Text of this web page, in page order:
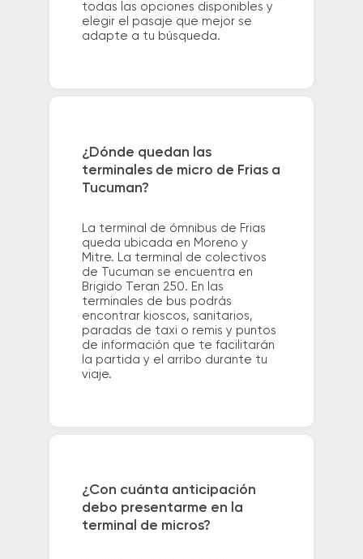
todas las opciones disponibles y
elegir el pasaje que mejor se
adapte a tu búsqueda.
¿Dónde quedan las
terminales de micro de Frias a
Tucuman?
La terminal de ómnibus de Frias
queda ubicada en Moreno y
Mitre. La terminal de colectivos
de Tucuman se encuentra en
Brigido Teran 250. En las
terminales de bus podrás
encontrar kioscos, sanitarios,
paradas de taxi o remis y puntos
de información que te facilitarán
la partida y el arribo durante tu
viaje.
¿Con cuánta anticipación
debo presentarme en la
terminal de micros?